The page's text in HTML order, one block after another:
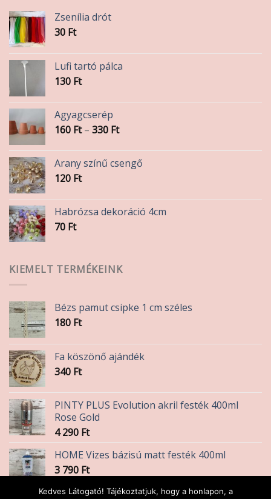
Zsenília drót
30 Ft
Lufi tartó pálca
130 Ft
Agyagcserép
160 Ft – 330 FtÁrtartomány:
-
330 Ft
Arany színű csengő
120 Ft
Habrózsa dekoráció 4cm
70 Ft
KIEMELT TERMÉKEINK
Bézs pamut csipke 1 cm széles
180 Ft
Fa köszönő ajándék
340 Ft
PINTY PLUS Evolution akril festék 400ml
Rose Gold
4 290 Ft
HOME Vizes bázisú matt festék 400ml
3 790 Ft
Kedves Látogató! Tájékoztatjuk, hogy a honlapon, a